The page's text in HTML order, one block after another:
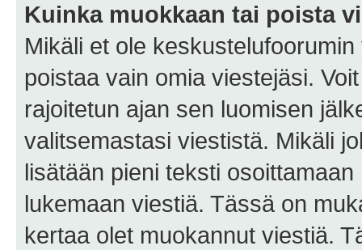
Kuinka muokkaan tai poista
Mikäli et ole
poistaa vain omia viestejäsi.
rajoitetun ajan sen luomisen
valitsemastasi viestistä. Mikäli
lisätään pieni teksti
lukemaan viestiä. Tässä on
kertaa olet muokannut viestiä.